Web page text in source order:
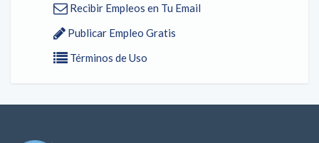
Recibir Empleos en Tu Email
Publicar Empleo Gratis
Términos de Uso